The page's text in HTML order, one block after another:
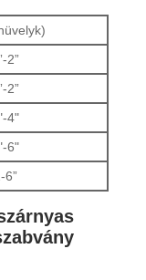
2”
2”
4"
6"
6”